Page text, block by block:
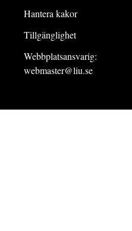
Hantera kakor
Tillgänglighet
Webbplatsansvarig:
webmaster@liu.se